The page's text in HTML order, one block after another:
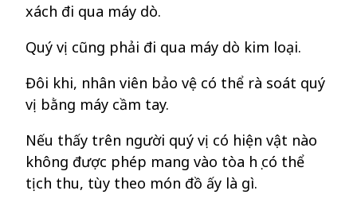
xách đi qua máy dò.
Quý vị cũng phải đi qua máy dò kim loại.
Đôi khi, nhân viên bảo vệ có thể rà soát quý
vị bằng máy cầm tay.
Nếu thấy trên người quý vị có hiện vật nào
không được phép mang vào tòa họ có thể
tịch thu, tùy theo món đồ ấy là gì.